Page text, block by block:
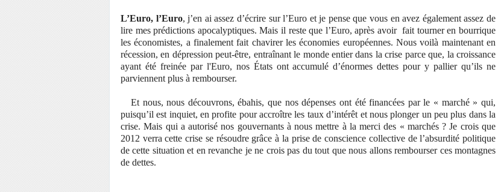
L’Euro, l’Euro, j’en ai assez d’écrire sur l’Euro et je pense que vous en avez également assez de
lire mes prédictions apocalyptiques. Mais il reste que l’Euro, après avoir fait tourner en bourrique
les économistes, a finalement fait chavirer les économies européennes. Nous voilà maintenant en
récession, en dépression peut-être, entraînant le monde entier dans la crise parce que, la croissance
ayant été freinée par l'Euro, nos États ont accumulé d’énormes dettes pour y pallier qu’ils ne
parviennent plus à rembourser.
Et nous, nous découvrons, ébahis, que nos dépenses ont été financées par le « marché » qui,
puisqu’il est inquiet, en profite pour accroître les taux d’intérêt et nous plonger un peu plus dans la
crise. Mais qui a autorisé nos gouvernants à nous mettre à la merci des « marchés ? Je crois que
2012 verra cette crise se résoudre grâce à la prise de conscience collective de l’absurdité politique
de cette situation et en revanche je ne crois pas du tout que nous allons rembourser ces montagnes
de dettes.